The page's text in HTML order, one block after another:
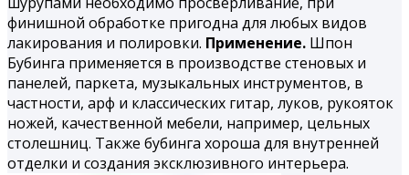
финишной обработке пригодна для любых видов
лакирования и полировки. Применение. Шпон
Бубинга применяется в производстве стеновых и
панелей, паркета, музыкальных инструментов, в
частности, арф и классических гитар, луков, рукояток
ножей, качественной мебели, например, цельных
столешниц. Также бубинга хороша для внутренней
отделки и создания эксклюзивного интерьера.